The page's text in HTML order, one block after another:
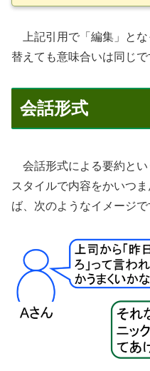
上記引用で「編集」とな
替えても意味合いは同じで
会話形式
会話形式による要約とい
スタイルで内容をかいつ
ば、次のようなイメージで